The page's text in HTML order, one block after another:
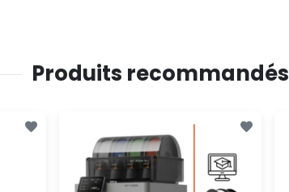
Produits recommandés